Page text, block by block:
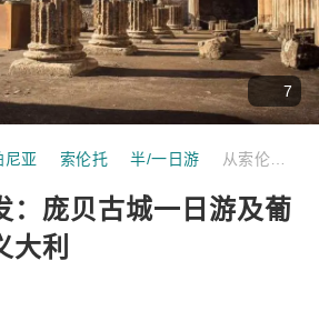
7
尼亚 索伦托 半/一日游
：庞贝古城一日游及葡
大利